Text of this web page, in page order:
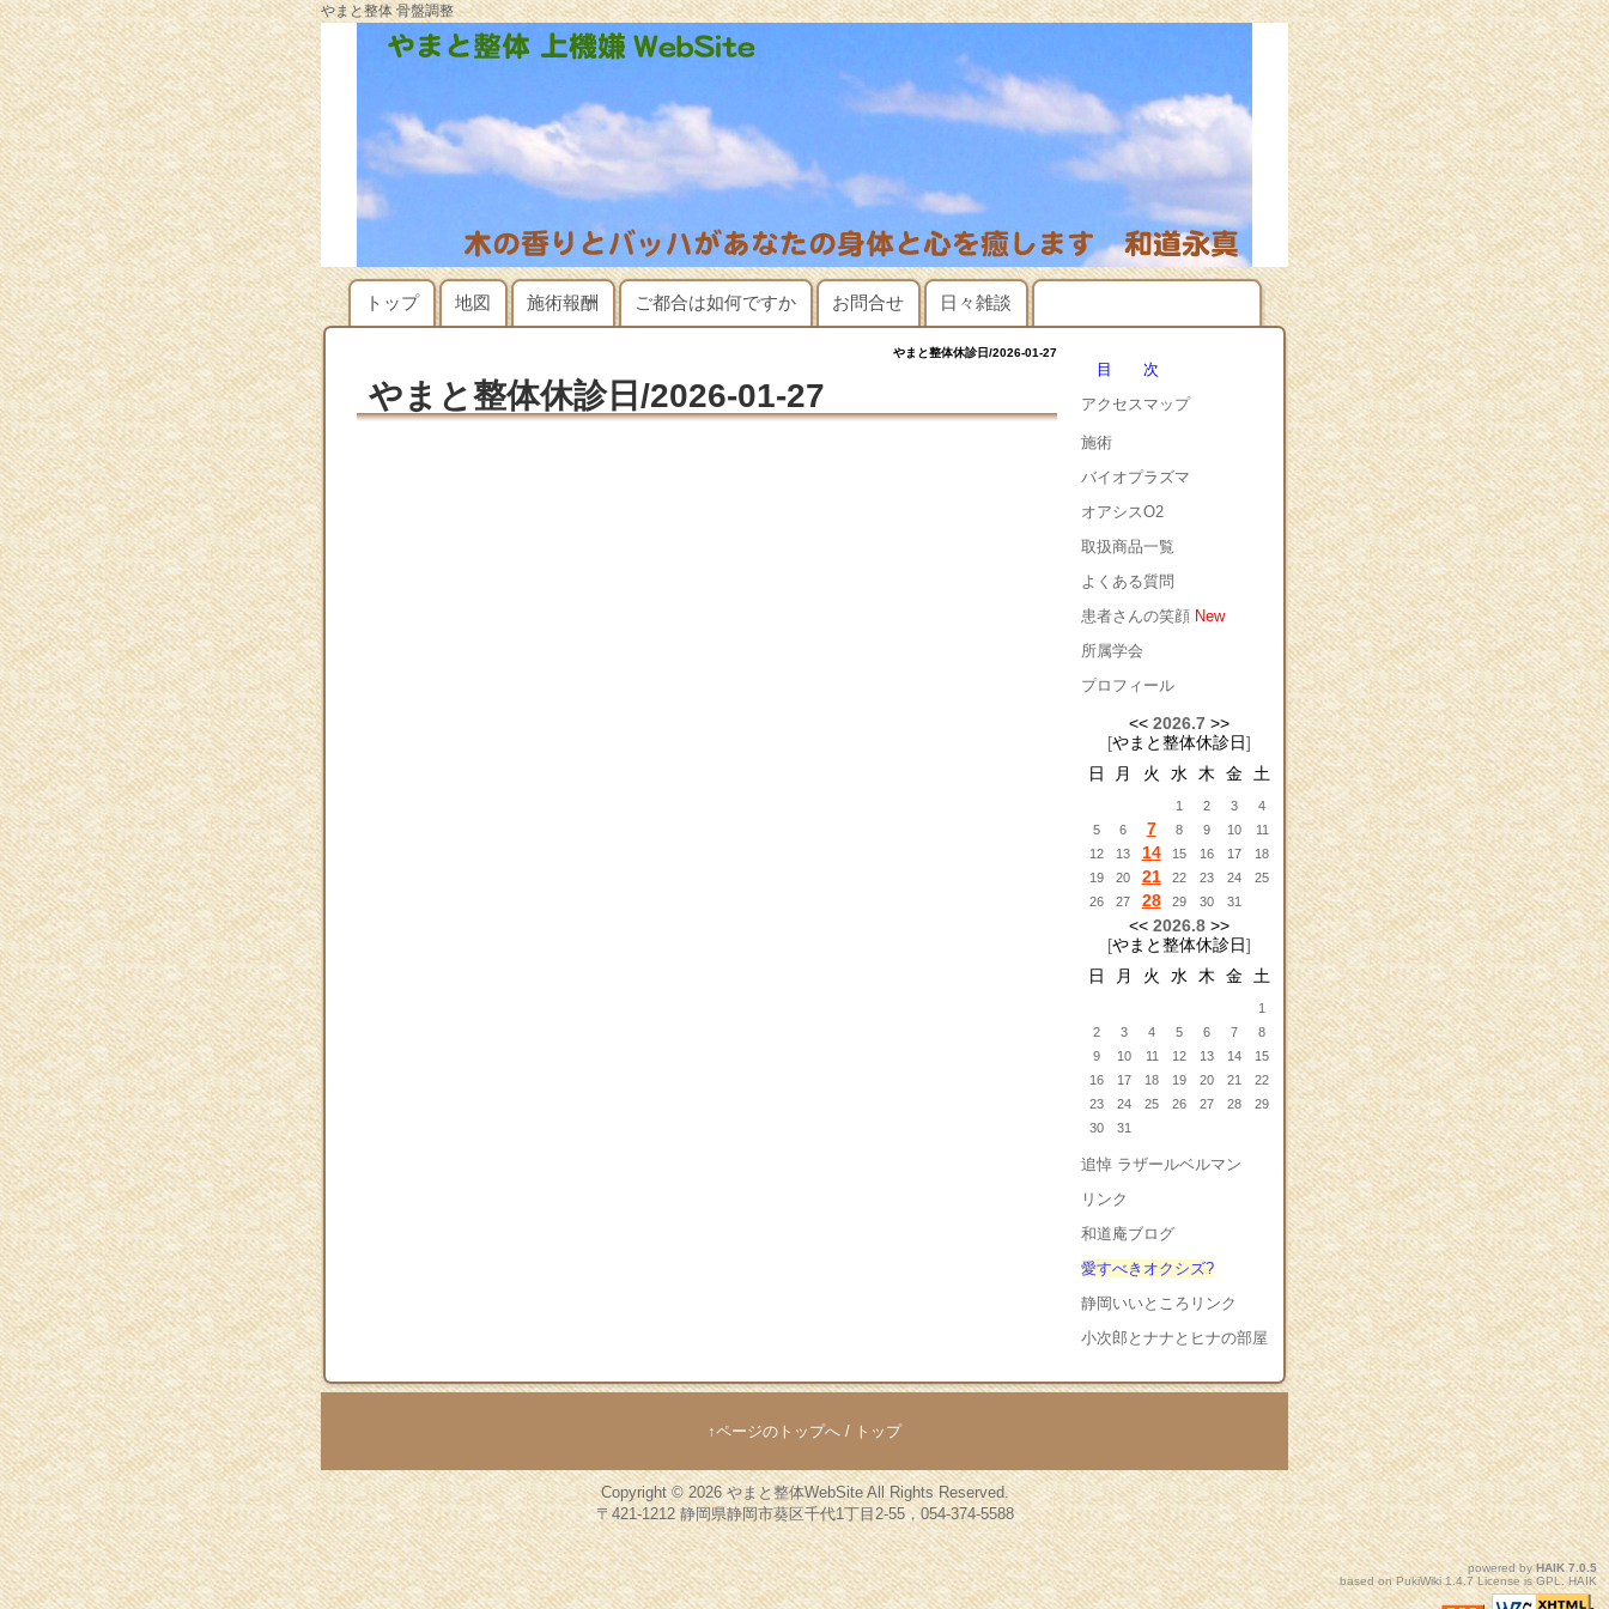
やまと整体 骨盤調整
トップ 地図 施術報酬 ご都合は如何ですか お問合せ 日々雑談
やまと整体休診日/2026-01-27
やまと整体休診日/2026-01-27
目 次
アクセスマップ
施術
バイオプラズマ
オアシスO2
取扱商品一覧
よくある質問
患者さんの笑顔 New
所属学会
プロフィール
<< 2026.7 >>
[やまと整体休診日]
日
月 火 水 木 金 土
1 2 3
4
5
6 7 8 9 10
11
12
13 14 15 16 17
18
19
20 21 22 23 24
25
26
27 28 29 30 31
<< 2026.8 >>
[やまと整体休診日]
日
月 火 水 木 金 土
1
2
3 4 5 6 7
8
9
10 11 12 13 14
15
16
17 18 19 20 21
22
23
24 25 26 27 28
29
30
31
追悼 ラザールベルマン
リンク
和道庵ブログ
愛すべきオクシズ?
静岡いいところリンク
小次郎とナナとヒナの部屋
↑ページのトップへ / トップ
Copyright © 2026やまと整体WebSiteAll Rights Reserved.
〒421-1212 静岡県静岡市葵区千代1丁目2-55，054-374-5588
powered byHAIK7.0.5
based onPukiWiki1.4.7 License isGPL.HAIK